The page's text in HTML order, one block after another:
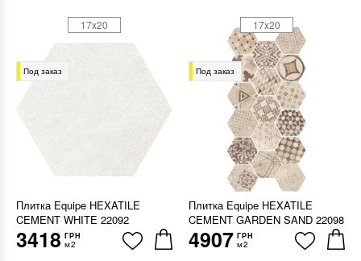
Под заказ
Плитка Equipe HEXATILE
CEMENT WHITE 22092
3418 ГРН
м2
17x20
Под заказ
Плитка Equipe HEXATILE
CEMENT GARDEN SAND 22098
4907 ГРН
м2
17x20